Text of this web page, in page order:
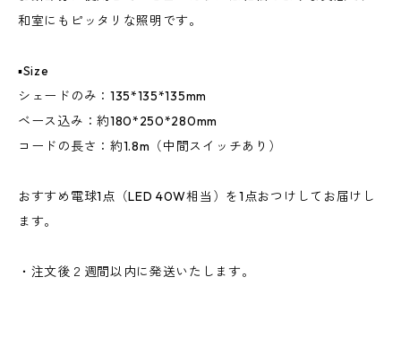
和室にもピッタリな照明です。
▪️Size
シェードのみ：135*135*135mm
ベース込み：約180*250*280mm
コードの長さ：約1.8m（中間スイッチあり）
おすすめ電球1点（LED 40W相当）を1点おつけしてお届けし
ます。
・注文後２週間以内に発送いたします。